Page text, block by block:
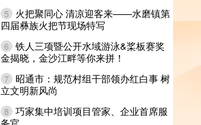
5
火把聚同心 清凉迎客来——水磨镇第
四届彝族火把节现场特写
6 铁人三项暨公开水域游泳&桨板赛奖
金揭晓，金沙江畔等你来拼！
7
昭通市：规范村组干部领办红白事 树
立文明新风尚
8 巧家集中培训项目管家、企业首席服